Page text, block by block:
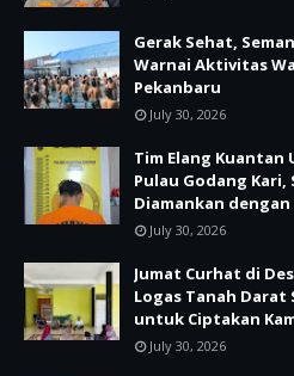
Gerak Sehat,
Warnai Aktivitas
Pekanbaru
July 30, 2026
Tim Elang Kuantan
Pulau Godang
Diamankan
July 30, 2026
Jumat Curhat di
Logas Tanah Darat
untuk Ciptakan
July 30, 2026